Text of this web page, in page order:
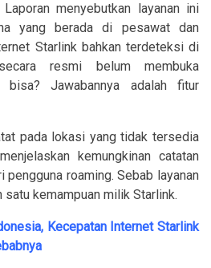
menyebutkan layanan ini
yang berada di pesawat dan
Starlink bahkan terdeteksi di
resmi belum membuka
bisa? Jawabannya adalah fitur
pada lokasi yang tidak tersedia
kemungkinan catatan
roaming. Sebab layanan
kemampuan milik Starlink.
Kecepatan Internet Starlink